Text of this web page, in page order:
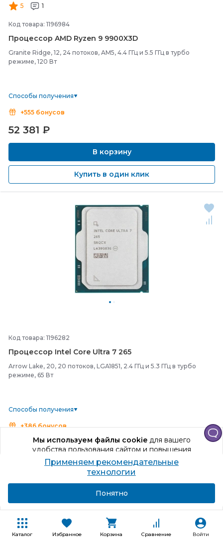
Каталог Избранное Корзина Сравнение Войти
Мы используем файлы cookieдля вашего
удобства пользования сайтом и повышения
качества рекомендаций.
Продолжая использование сайта, вы даете
согласие на обработку персональных данных
5 1
Код товара: 1196984
Процессор AMD Ryzen 9 9900X3D
Granite Ridge, 12, 24 потоков, AM5, 4.4 ГГц и 5.5 ГГц в турбо
режиме, 120 Вт
Способы получения
+555 бонусов
52 381 ₽
В корзину
Купить в один клик
Код товара: 1196282
Процессор Intel Core Ultra 7 265
Arrow Lake, 20, 20 потоков, LGA1851, 2.4 ГГц и 5.3 ГГц в турбо
режиме, 65 Вт
Способы получения
+386 бонусов
42 572 ₽
В корзину
Применяем рекомендательные
технологии
Понятно